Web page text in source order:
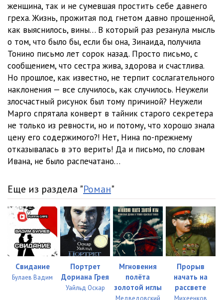
женщина, так и не сумевшая простить себе давнего
греха. Жизнь, прожитая под гнетом давно прощенной,
как выяснилось, вины… В который раз резанула мысль
о том, что было бы, если бы она, Зинаида, получила
Тонино письмо лет сорок назад. Просто письмо, с
сообщением, что сестра жива, здорова и счастлива.
Но прошлое, как известно, не терпит сослагательного
наклонения — все случилось, как случилось. Неужели
злосчастный рисунок был тому причиной? Неужели
Марго спрятала конверт в тайник старого секретера
не только из ревности, но и потому, что хорошо знала
цену его содержимого?! Нет, Нина по-прежнему
отказывалась в это верить! Да и письмо, по словам
Ивана, не было распечатано…
Еще из раздела "Роман"
Свидание
Булаев Вадим
Портрет
Дориана Грея
Уайльд Оскар
Мгновения
полёта
золотой иглы
Прорыв
начать на
рассвете